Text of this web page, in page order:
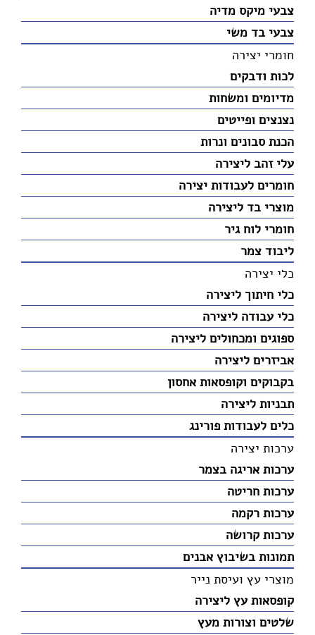
צבעי מיקס מדיה
צבעי בד משי
חומרי יצירה
לכות ודבקים
מדיומים ומשחות
נצנצים ופייטים
הכנת סבונים ונרות
עלי זהב ליצירה
חומרים לעבודות יצירה
מוצרי בד ליצירה
חומרי לוח גיר
ליבוד צמר
כלי יצירה
כלי חיתוך ליצירה
כלי עבודה ליצירה
ספוגים ומכחולים ליצירה
אביזרים ליצירה
בקבוקים וקופסאות אחסון
תבניות ליצירה
כלים לעבודות פורינג
ערכות יצירה
ערכות אריגה בצמר
ערכות חריטה
ערכות רקמה
ערכות קרושה
תמונות בשיבוץ אבנים
מוצרי עץ ועיסת נייר
קופסאות עץ ליצירה
שלטים וצורות מעץ